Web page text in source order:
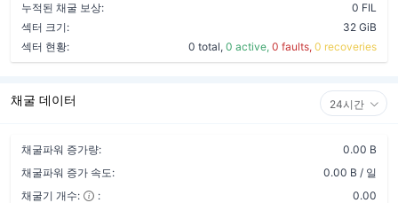
누적된 채굴 보상:
0 FIL
섹터 크기:
32 GiB
섹터 현황:
0 total, 0 active, 0 faults, 0 recoveries
채굴 데이터 24시간
채굴파워 증가량:
0.00 B
채굴파워 증가 속도:
0.00 B / 일
채굴기 개수:
:
0.00